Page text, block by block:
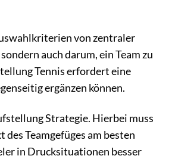
von zentraler
auch darum, ein Team zu
Tennis erfordert eine
ergänzen können.
Strategie. Hierbei muss
Teamgefüges am besten
in Drucksituationen besser